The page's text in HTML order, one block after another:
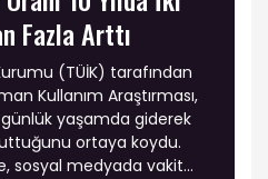
Fazla Arttı
(TÜİK) tarafından
Kullanım Araştırması,
yaşamda giderek
ortaya koydu.
sosyal medyada vakit